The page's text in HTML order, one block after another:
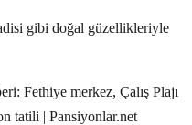
gibi doğal güzellikleriyle
Fethiye merkez, Çalış Plajı
tatili | Pansiyonlar.net